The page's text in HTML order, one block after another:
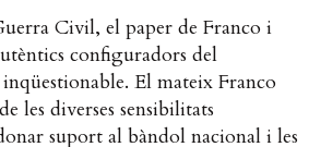
Civil, el paper de Franco i
configuradors del
El mateix Franco
les diverses sensibilitats
suport al bàndol nacional i les